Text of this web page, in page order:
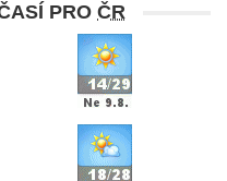
PRO ČR